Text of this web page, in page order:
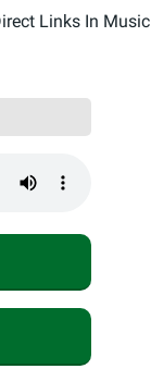
Links In Music